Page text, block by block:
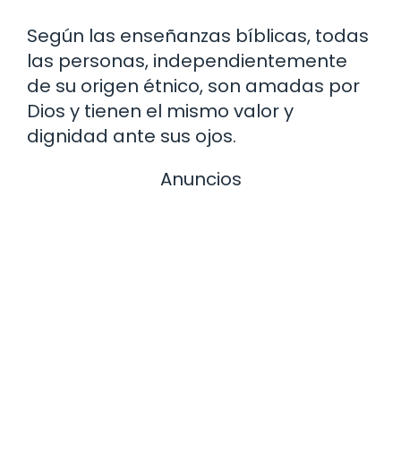
Según las enseñanzas bíblicas, todas
las personas, independientemente
de su origen étnico, son amadas por
Dios y tienen el mismo valor y
dignidad ante sus ojos.
Anuncios